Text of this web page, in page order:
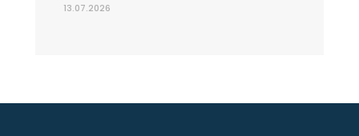
13.07.2026